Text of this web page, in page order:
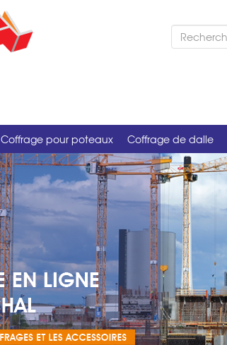
Coffrage pour poteaux Coffrage de dalle